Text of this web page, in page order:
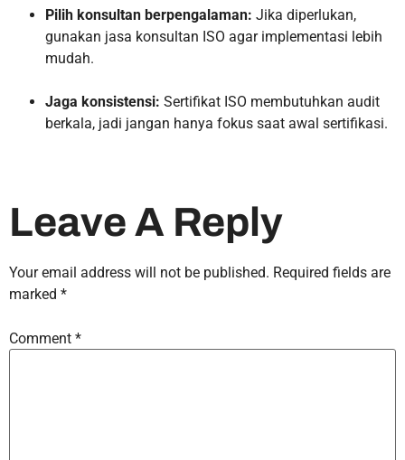
Pilih konsultan berpengalaman: Jika diperlukan,
gunakan jasa konsultan ISO agar implementasi lebih
mudah.
Jaga konsistensi: Sertifikat ISO membutuhkan audit
berkala, jadi jangan hanya fokus saat awal sertifikasi.
Leave A Reply
Your email address will not be published. Required fields are
marked *
Comment *